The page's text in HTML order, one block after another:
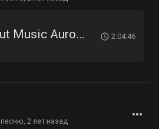
Chillout Music Aurora Night - A Year Long Story 2:04:46
2 лет назад